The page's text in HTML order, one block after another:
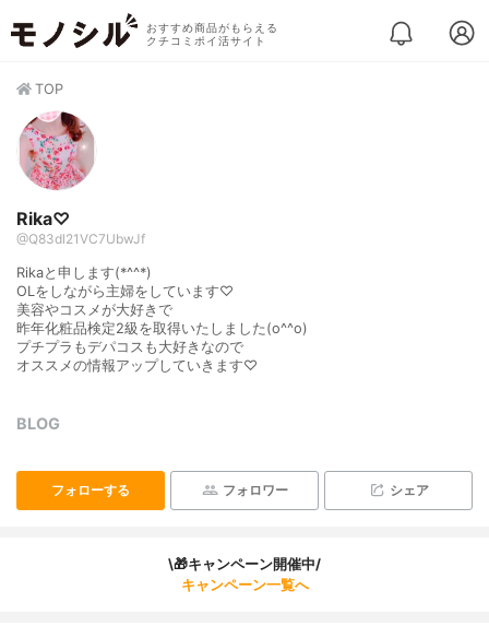
おすすめ商品がもらえる
クチコミポイ活サイト
TOP
Rika♡
@Q83dl21VC7UbwJf
Rikaと申します(*^^*)
OLをしながら主婦をしています♡
美容やコスメが大好きで
昨年化粧品検定2級を取得いたしました(o^^o)
プチプラもデパコスも大好きなので
オススメの情報アップしていきます♡
BLOG
フォローする フォロワー シェア
\🎁キャンペーン開催中/
キャンペーン一覧へ